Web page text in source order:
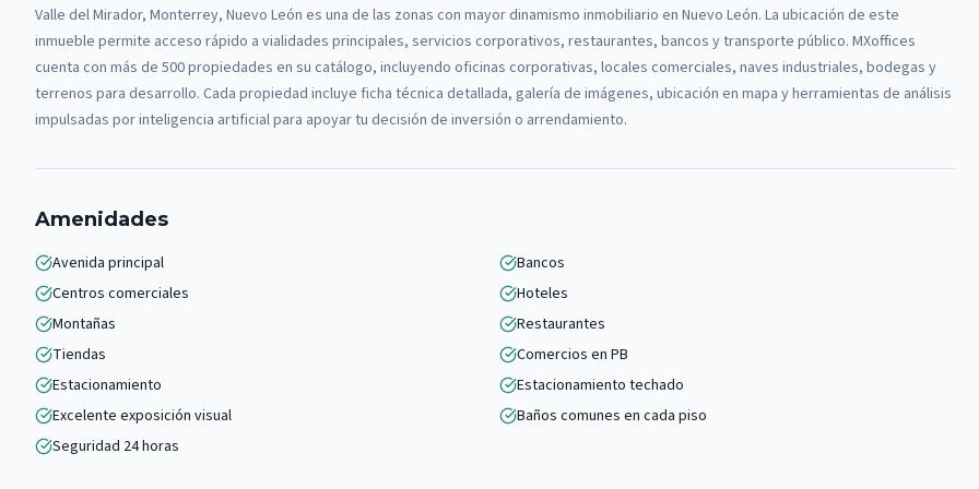
Valle del Mirador, Monterrey, Nuevo León es una de las zonas con mayor dinamismo inmobiliario en Nuevo León. La ubicación de este
inmueble permite acceso rápido a vialidades principales, servicios corporativos, restaurantes, bancos y transporte público. MXoffices
cuenta con más de 500 propiedades en su catálogo, incluyendo oficinas corporativas, locales comerciales, naves industriales, bodegas y
terrenos para desarrollo. Cada propiedad incluye ficha técnica detallada, galería de imágenes, ubicación en mapa y herramientas de análisis
impulsadas por inteligencia artificial para apoyar tu decisión de inversión o arrendamiento.
Amenidades
Avenida principal
Bancos
Centros comerciales
Hoteles
Montañas
Restaurantes
Tiendas
Comercios en PB
Estacionamiento
Estacionamiento techado
Excelente exposición visual
Baños comunes en cada piso
Seguridad 24 horas